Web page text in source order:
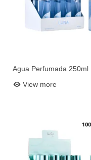
Agua Perfumada 250ml
View more